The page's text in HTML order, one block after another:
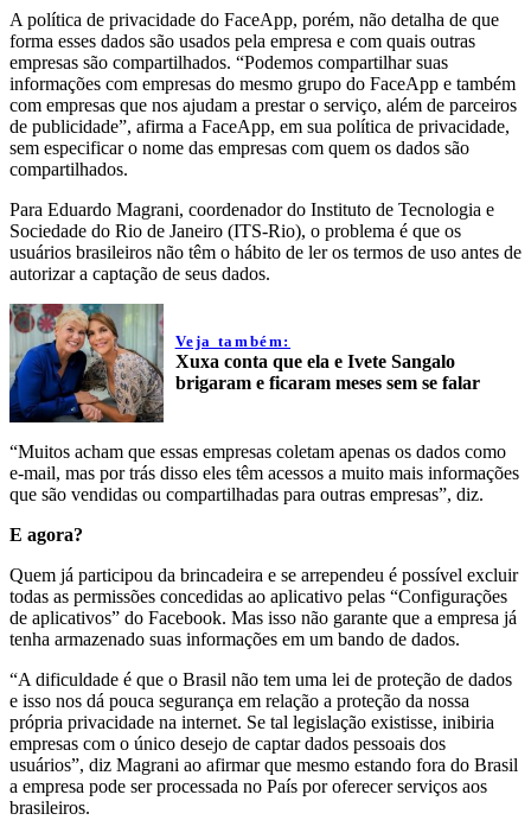
A política de privacidade do FaceApp, porém, não detalha de que
forma esses dados são usados pela empresa e com quais outras
empresas são compartilhados. “Podemos compartilhar suas
informações com empresas do mesmo grupo do FaceApp e também
com empresas que nos ajudam a prestar o serviço, além de parceiros
de publicidade”, afirma a FaceApp, em sua política de privacidade,
sem especificar o nome das empresas com quem os dados são
compartilhados.
Para Eduardo Magrani, coordenador do Instituto de Tecnologia e
Sociedade do Rio de Janeiro (ITS-Rio), o problema é que os
usuários brasileiros não têm o hábito de ler os termos de uso antes de
autorizar a captação de seus dados.
Veja também:
Xuxa conta que ela e Ivete Sangalo
brigaram e ficaram meses sem se falar
“Muitos acham que essas empresas coletam apenas os dados como
e-mail, mas por trás disso eles têm acessos a muito mais informações
que são vendidas ou compartilhadas para outras empresas”, diz.
E agora?
Quem já participou da brincadeira e se arrependeu é possível excluir
todas as permissões concedidas ao aplicativo pelas “Configurações
de aplicativos” do Facebook. Mas isso não garante que a empresa já
tenha armazenado suas informações em um bando de dados.
“A dificuldade é que o Brasil não tem uma lei de proteção de dados
e isso nos dá pouca segurança em relação a proteção da nossa
própria privacidade na internet. Se tal legislação existisse, inibiria
empresas com o único desejo de captar dados pessoais dos
usuários”, diz Magrani ao afirmar que mesmo estando fora do Brasil
a empresa pode ser processada no País por oferecer serviços aos
brasileiros.